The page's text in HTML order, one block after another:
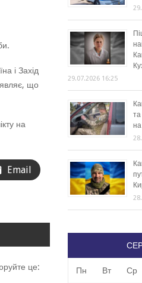
і Захід
що
на
Email
це:
29.07.2026 16:25
та
Пн Вт Ср